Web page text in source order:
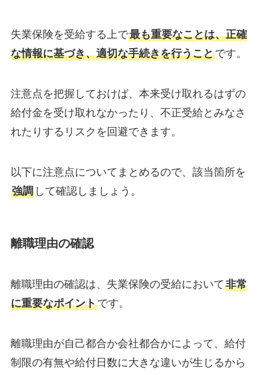
失業保険を受給する上で最も重要なことは、正確
な情報に基づき、適切な手続きを行うことです。
注意点を把握しておけば、本来受け取れるはずの
給付金を受け取れなかったり、不正受給とみなさ
れたりするリスクを回避できます。
以下に注意点についてまとめるので、該当箇所を
強調して確認しましょう。
離職理由の確認
離職理由の確認は、失業保険の受給において非常
に重要なポイントです。
離職理由が自己都合か会社都合かによって、給付
制限の有無や給付日数に大きな違いが生じるから